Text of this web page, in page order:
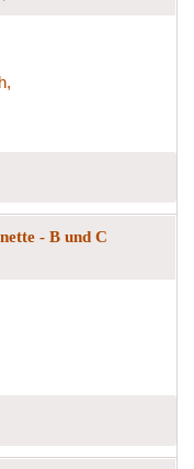
- B und C